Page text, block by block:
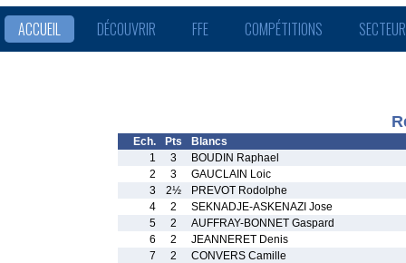
ACCUEIL DÉCOUVRIR FFE COMPÉTITIONS
Ech. Pts
Blancs
1
3
BOUDIN Raphael
2
3
GAUCLAIN Loic
3
2½
PREVOT Rodolphe
4
2
SEKNADJE-ASKENAZI Jose
5
2
AUFFRAY-BONNET Gaspard
6
2
JEANNERET Denis
7
2
CONVERS Camille